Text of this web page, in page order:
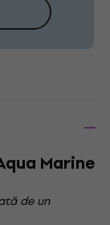
Marine
de un